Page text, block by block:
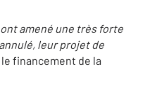
amené une très forte
leur projet de
financement de la